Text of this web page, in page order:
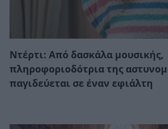
Ντέρτι: Από δασκάλα μουσικής,
πληροφοριοδότρια της
παγιδεύεται σε έναν εφιάλτη